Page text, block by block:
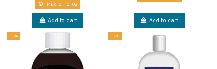
146d. 01 :10:08
Add to cart Add to cart
-10% -10%